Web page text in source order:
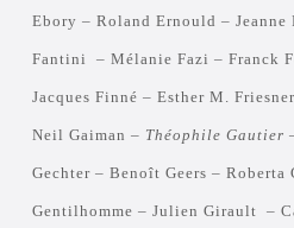
Ebory – Roland Ernould – Jeanne
Fantini – Mélanie Fazi – Franck
Jacques Finné – Esther M.
Neil Gaiman – Théophile Gautier
Gechter – Benoît Geers – Roberta
Gentilhomme – Julien Girault –